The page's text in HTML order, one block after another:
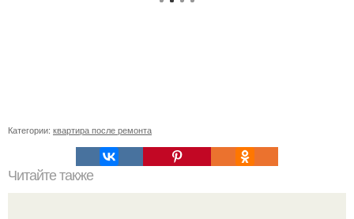
Категории: квартира после ремонта
Читайте также